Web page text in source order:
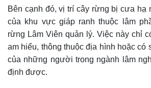
Bên cạnh đó, vị trí cây rừng bị cưa hạ
của khu vực giáp ranh thuộc lâm
rừng Lâm Viên quản lý. Việc này chỉ
am hiểu, thông thuộc địa hình hoặc có
của những người trong ngành lâm
định được.